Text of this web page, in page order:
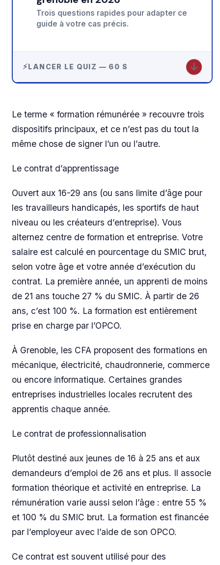
Trois questions rapides pour adapter ce
guide à votre cas précis.
LANCER LE QUIZ — 60 S ↓
Le terme « formation rémunérée » recouvre trois
dispositifs principaux, et ce n’est pas du tout la
même chose de signer l’un ou l’autre.
Le contrat d’apprentissage
Ouvert aux 16-29 ans (ou sans limite d’âge pour
les travailleurs handicapés, les sportifs de haut
niveau ou les créateurs d’entreprise). Vous
alternez centre de formation et entreprise. Votre
salaire est calculé en pourcentage du SMIC brut,
selon votre âge et votre année d’exécution du
contrat. La première année, un apprenti de moins
de 21 ans touche 27 % du SMIC. À partir de 26
ans, c’est 100 %. La formation est entièrement
prise en charge par l’OPCO.
À Grenoble, les CFA proposent des formations en
mécanique, électricité, chaudronnerie, commerce
ou encore informatique. Certaines grandes
entreprises industrielles locales recrutent des
apprentis chaque année.
Le contrat de professionnalisation
Plutôt destiné aux jeunes de 16 à 25 ans et aux
demandeurs d’emploi de 26 ans et plus. Il associe
formation théorique et activité en entreprise. La
rémunération varie aussi selon l’âge : entre 55 %
et 100 % du SMIC brut. La formation est financée
par l’employeur avec l’aide de son OPCO.
Ce contrat est souvent utilisé pour des